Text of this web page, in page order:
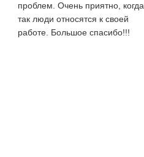
проблем. Очень приятно, когда
так люди относятся к своей
работе. Большое спасибо!!!